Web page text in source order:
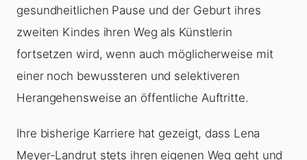
gesundheitlichen Pause und der Geburt ihres
zweiten Kindes ihren Weg als Künstlerin
fortsetzen wird, wenn auch möglicherweise mit
einer noch bewussteren und selektiveren
Herangehensweise an öffentliche Auftritte.
Ihre bisherige Karriere hat gezeigt, dass Lena
Meyer-Landrut stets ihren eigenen Weg geht und